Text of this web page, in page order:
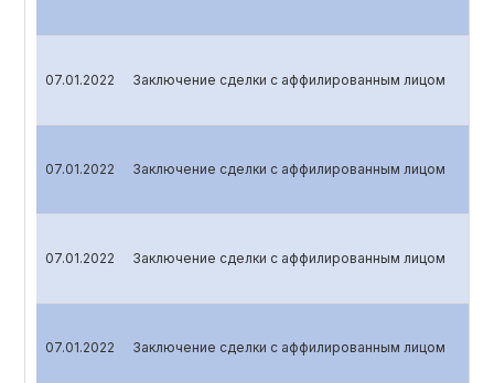
07.01.2022 Заключение сделки с аффилированным лицом
07.01.2022 Заключение сделки с аффилированным лицом
07.01.2022 Заключение сделки с аффилированным лицом
07.01.2022 Заключение сделки с аффилированным лицом